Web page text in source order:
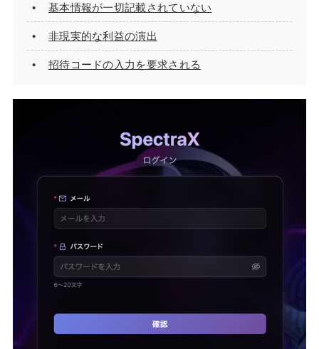
基本情報が一切記載されていない
非現実的な利益の演出
招待コードの入力を要求される